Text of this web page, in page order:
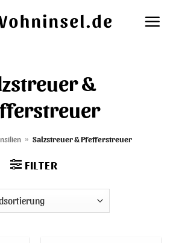
&
» Salzstreuer & Pfefferstreuer
FILTER